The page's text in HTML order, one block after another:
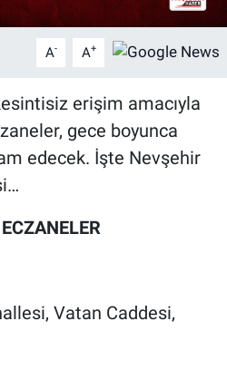
A- A+
erişim amacıyla
gece boyunca
edecek. İşte Nevşehir
Vatan Caddesi,